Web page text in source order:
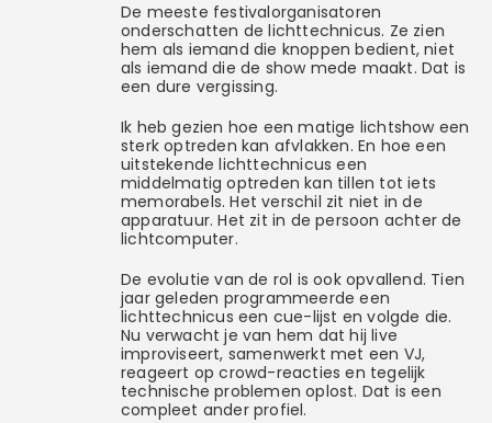
De meeste festivalorganisatoren
onderschatten de lichttechnicus. Ze zien
hem als iemand die knoppen bedient, niet
als iemand die de show mede maakt. Dat is
een dure vergissing.
Ik heb gezien hoe een matige lichtshow een
sterk optreden kan afvlakken. En hoe een
uitstekende lichttechnicus een
middelmatig optreden kan tillen tot iets
memorabels. Het verschil zit niet in de
apparatuur. Het zit in de persoon achter de
lichtcomputer.
De evolutie van de rol is ook opvallend. Tien
jaar geleden programmeerde een
lichttechnicus een cue-lijst en volgde die.
Nu verwacht je van hem dat hij live
improviseert, samenwerkt met een VJ,
reageert op crowd-reacties en tegelijk
technische problemen oplost. Dat is een
compleet ander profiel.